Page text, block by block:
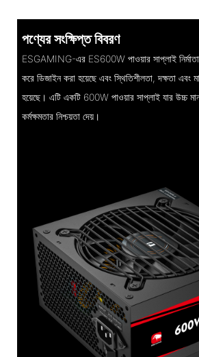
পণ্যের সংক্ষিপ্ত বিবরণ
ESGAMING-এর ES600W পাওয়ার সাপ্লাই
করে ডিজাইন করা হয়েছে এবং স্থিতিশীলতা, দক্ষতা এবং
হয়েছে। এটি একটি 600W পাওয়ার সাপ্লাই যার উচ্চ
কর্মক্ষমতার নিশ্চয়তা দেয়।